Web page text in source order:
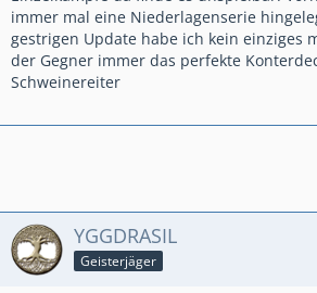
immer mal eine Niederlagenserie
gestrigen Update habe ich kein einziges
der Gegner immer das perfekte
Schweinereiter
YGGDRASIL
Geisterjäger